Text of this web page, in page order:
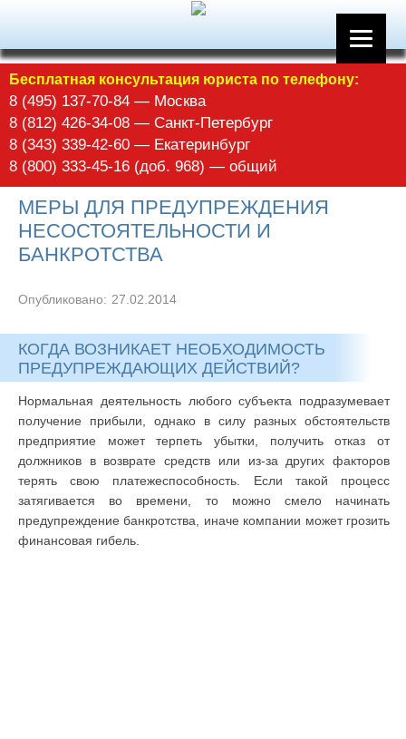
Бесплатная консультация юриста по телефону:
8 (495) 137-70-84 — Москва
8 (812) 426-34-08 — Санкт-Петербург
8 (343) 339-42-60 — Екатеринбург
8 (800) 333-45-16 (доб. 968) — общий
МЕРЫ ДЛЯ ПРЕДУПРЕЖДЕНИЯ
НЕСОСТОЯТЕЛЬНОСТИ И
БАНКРОТСТВА
Опубликовано: 27.02.2014
КОГДА ВОЗНИКАЕТ НЕОБХОДИМОСТЬ
ПРЕДУПРЕЖДАЮЩИХ ДЕЙСТВИЙ?
Нормальная деятельность любого субъекта подразумевает
получение прибыли, однако в силу разных обстоятельств
предприятие может терпеть убытки, получить отказ от
должников в возврате средств или из-за других факторов
терять свою платежеспособность. Если такой процесс
затягивается во времени, то можно смело начинать
предупреждение банкротства, иначе компании может грозить
финансовая гибель.